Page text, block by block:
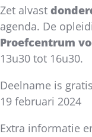
Zet alvast
agenda. De
Proefcentrum
13u30 tot 16u30.
Deelname is
19 februari 2024
Extra informatie